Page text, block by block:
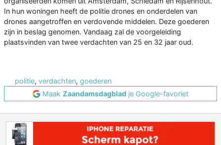
In hun woningen heeft de politie drones en onderdelen van
drones aangetroffen en verdovende middelen. Deze goederen
zijn in beslag genomen. Vandaag zal de voorgeleiding
plaatsvinden van twee verdachten van 25 en 32 jaar oud.
politie, verdachten, goederen
Maak Zaandamsdagblad je Google-favoriet